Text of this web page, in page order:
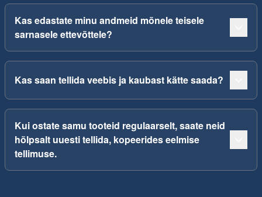
Kas edastate minu andmeid mõnele teisele
sarnasele ettevõttele?
Kas saan tellida veebis ja kaubast kätte saada?
Kui ostate samu tooteid regulaarselt, saate neid
hõlpsalt uuesti tellida, kopeerides eelmise
tellimuse.